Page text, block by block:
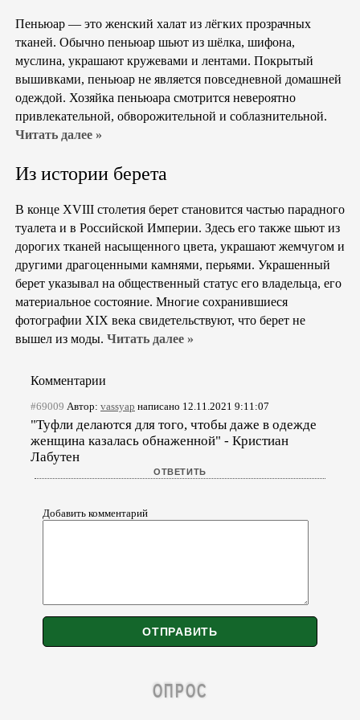
Пеньюар — это женский халат из лёгких прозрачных
тканей. Обычно пеньюар шьют из шёлка, шифона,
муслина, украшают кружевами и лентами. Покрытый
вышивками, пеньюар не является повседневной домашней
одеждой. Хозяйка пеньюара смотрится невероятно
привлекательной, обворожительной и соблазнительной.
Читать далее »
Из истории берета
В конце XVIII столетия берет становится частью парадного
туалета и в Российской Империи. Здесь его также шьют из
дорогих тканей насыщенного цвета, украшают жемчугом и
другими драгоценными камнями, перьями. Украшенный
берет указывал на общественный статус его владельца, его
материальное состояние. Многие сохранившиеся
фотографии XIX века свидетельствуют, что берет не
вышел из моды. Читать далее »
Комментарии
#69009 Автор: vassyap написано 12.11.2021 9:11:07
"Туфли делаются для того, чтобы даже в одежде
женщина казалась обнаженной" - Кристиан
Лабутен
Добавить комментарий
ОПРОС